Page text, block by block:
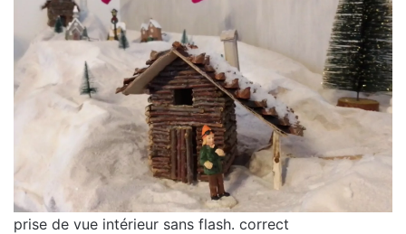
prise de vue intérieur sans flash. correct